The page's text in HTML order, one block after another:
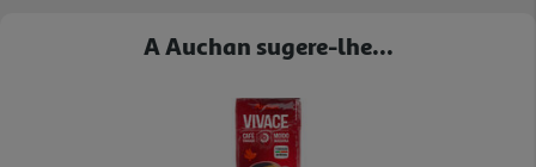
A Auchan sugere-lhe...